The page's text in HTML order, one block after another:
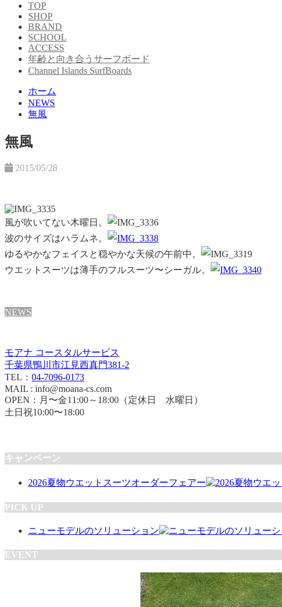
TOP
SHOP
BRAND
SCHOOL
ACCESS
年齢と向き合うサーフボード
Channel Islands SurfBoards
ホーム
NEWS
無風
無風
2015/05/28
風が吹いてない木曜日。
波のサイズはハラムネ。
ゆるやかなフェイスと穏やかな天候の午前中。
ウエットスーツは薄手のフルスーツ〜シーガル。
NEWS
モアナ コースタルサービス
千葉県鴨川市江見西真門381-2
TEL： 04-7096-0173
MAIL : info@moana-cs.com
OPEN：月〜金11:00～18:00（定休日 水曜日）
土日祝10:00〜18:00
キャンペーン
2026夏物ウエットスーツオーダーフェアー
PICK UP
ニューモデルのソリューション
EVENT